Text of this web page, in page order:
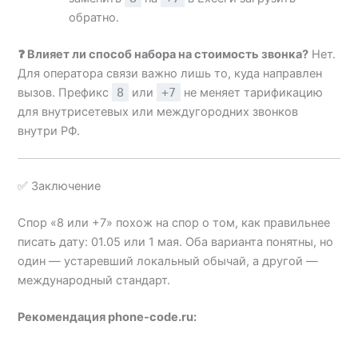
обратно.
❓ Влияет ли способ набора на стоимость звонка? Нет.
Для оператора связи важно лишь то, куда направлен
вызов. Префикс
8 или +7
не меняет тарификацию
для внутрисетевых или междугородних звонков
внутри РФ.
✅ Заключение
Спор «8 или +7» похож на спор о том, как правильнее
писать дату: 01.05 или 1 мая. Оба варианта понятны, но
один — устаревший локальный обычай, а другой —
международный стандарт.
Рекомендация phone-code.ru: